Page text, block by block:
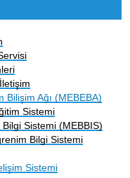
Bilişim Ağı (MEBEBA)
Sistemi
Bilgi Sistemi (MEBBIS)
Bilgi Sistemi
Sistemi